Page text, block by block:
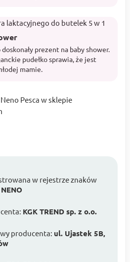
prezent na baby shower.
pudełko sprawia, że jest
mamie.
Pesca w sklepie
w rejestrze znaków
NENO
KGK TREND sp. z o.o.
producenta: ul. Ujastek 5B,